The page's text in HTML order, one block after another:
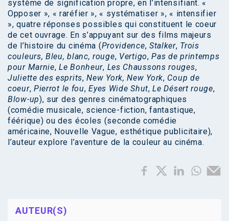
système de signification propre, en l’intensifiant. «
Opposer », « raréfier », « systématiser », « intensifier
», quatre réponses possibles qui constituent le coeur
de cet ouvrage. En s’appuyant sur des films majeurs
de l’histoire du cinéma (Providence, Stalker, Trois
couleurs, Bleu, blanc, rouge, Vertigo,Pas de printemps
pour Marnie,Le Bonheur, Les Chaussons rouges,
Juliette des esprits,New York, New York, Coup de
coeur, Pierrot le fou, Eyes Wide Shut,Le Désert rouge,
Blow-up), sur des genres cinématographiques
(comédie musicale, science-fiction, fantastique,
féérique) ou des écoles (seconde comédie
américaine, Nouvelle Vague, esthétique publicitaire),
l’auteur explore l’aventure de la couleur au cinéma.
AUTEUR(S)